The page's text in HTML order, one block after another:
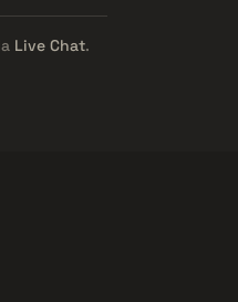
Live Chat.